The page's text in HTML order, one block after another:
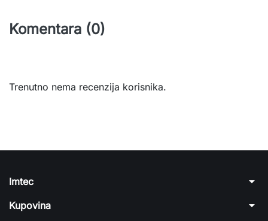
Komentara (0)
Trenutno nema recenzija korisnika.
Imtec arrow_drop_down
Kupovina arrow_drop_down